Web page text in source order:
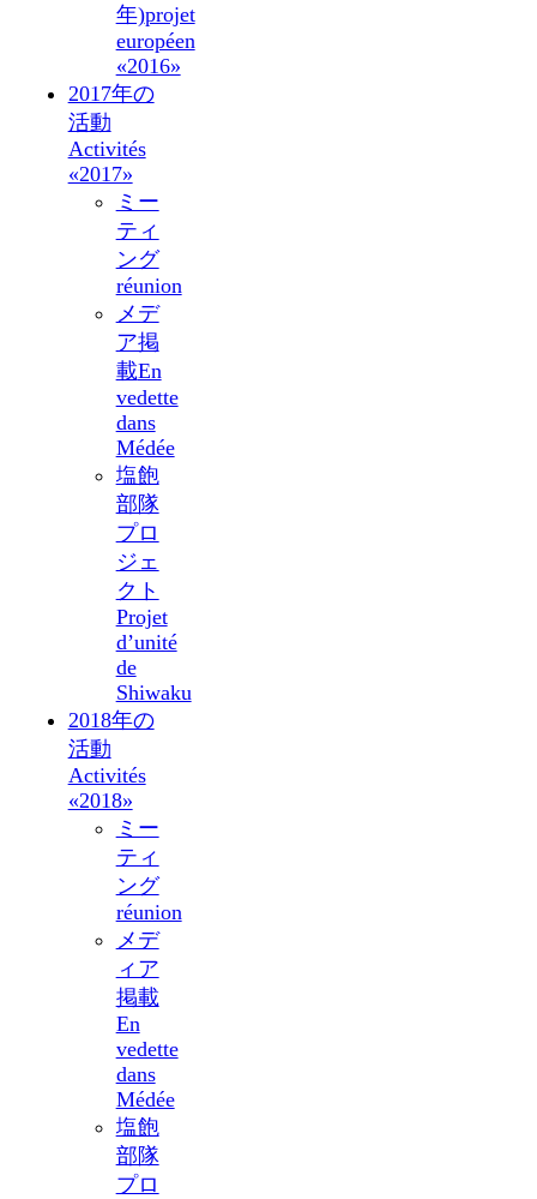
年)projet
européen
«2016»
2017年の
活動
Activités
«2017»
ミー
ティ
ング
réunion
メデ
ア掲
載En
vedette
dans
Médée
塩飽
部隊
プロ
ジェ
クト
Projet
d’unité
de
Shiwaku
2018年の
活動
Activités
«2018»
ミー
ティ
ング
réunion
メデ
ィア
掲載
En
vedette
dans
Médée
塩飽
部隊
プロ